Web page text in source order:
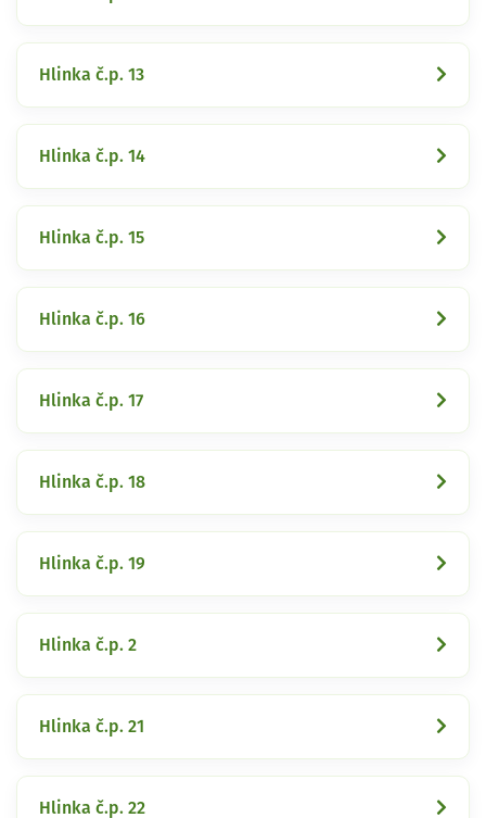
Hlinka č.p. 13
Hlinka č.p. 14
Hlinka č.p. 15
Hlinka č.p. 16
Hlinka č.p. 17
Hlinka č.p. 18
Hlinka č.p. 19
Hlinka č.p. 2
Hlinka č.p. 21
Hlinka č.p. 22